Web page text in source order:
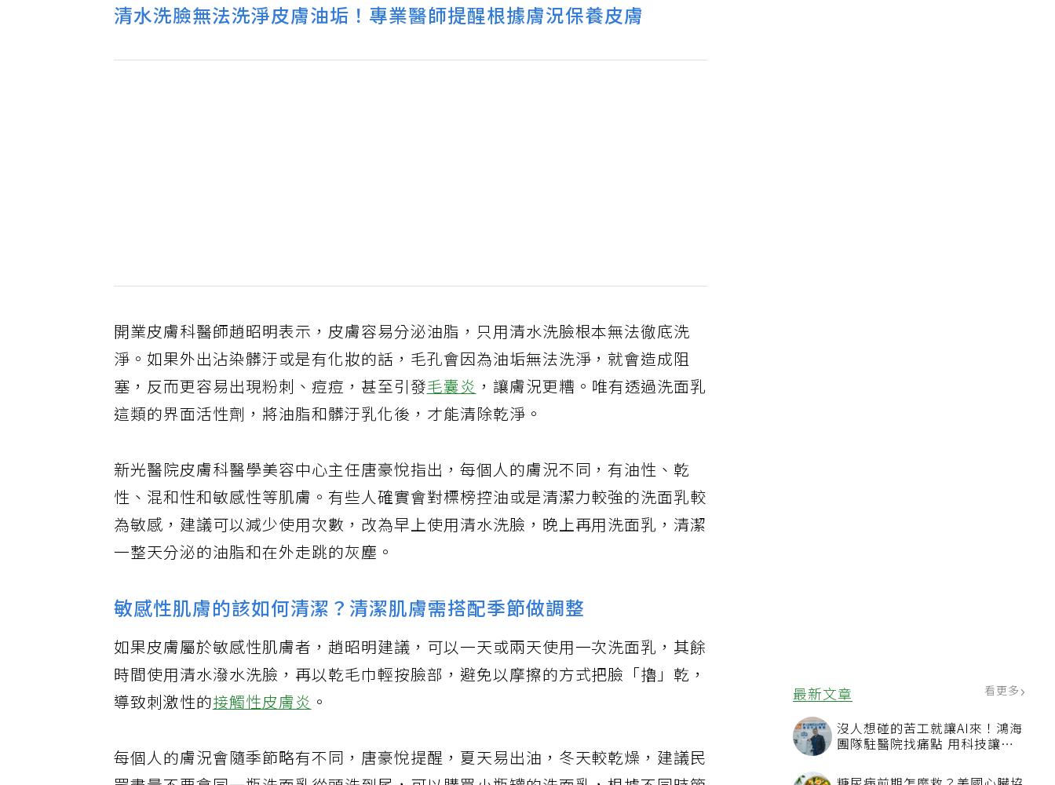
最新文章 看更多
沒人想碰的苦工就讓AI來！鴻海
團隊駐醫院找痛點 用科技讓醫
清水洗臉無法洗淨皮膚油垢！專業醫師提醒根據膚況保養皮膚
開業皮膚科醫師趙昭明表示，皮膚容易分泌油脂，只用清水洗臉根本無法徹底洗
淨。如果外出沾染髒汙或是有化妝的話，毛孔會因為油垢無法洗淨，就會造成阻
塞，反而更容易出現粉刺、痘痘，甚至引發毛囊炎 ，讓膚況更糟。唯有透過洗面乳
這類的界面活性劑，將油脂和髒汙乳化後，才能清除乾淨。
新光醫院皮膚科醫學美容中心主任唐豪悅指出，每個人的膚況不同，有油性、乾
性、混和性和敏感性等肌膚。有些人確實會對標榜控油或是清潔力較強的洗面乳較
為敏感，建議可以減少使用次數，改為早上使用清水洗臉，晚上再用洗面乳，清潔
一整天分泌的油脂和在外走跳的灰塵。
敏感性肌膚的該如何清潔？清潔肌膚需搭配季節做調整
如果皮膚屬於敏感性肌膚者，趙昭明建議，可以一天或兩天使用一次洗面乳，其餘
時間使用清水潑水洗臉，再以乾毛巾輕按臉部，避免以摩擦的方式把臉「擼」乾，
導致刺激性的接觸性皮膚炎 。
每個人的膚況會隨季節略有不同，唐豪悅提醒，夏天易出油，冬天較乾燥，建議民